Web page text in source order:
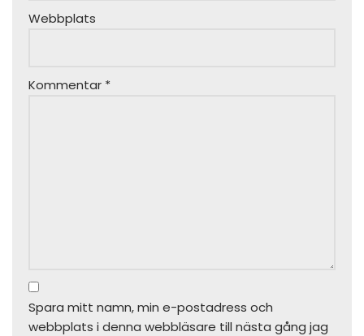
Webbplats
Kommentar *
Spara mitt namn, min e-postadress och
webbplats i denna webbläsare till nästa gång jag